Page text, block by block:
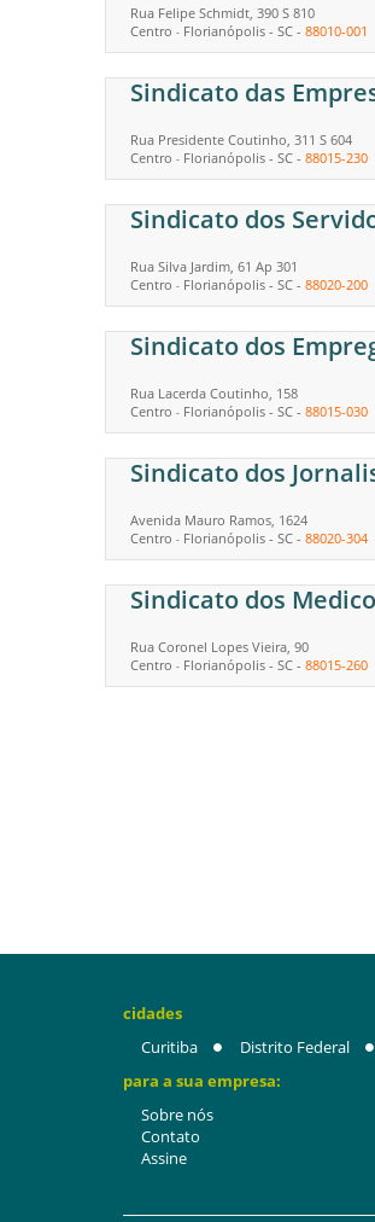
Rua Felipe Schmidt, 390 S 810
Centro - Florianópolis - SC - 88010-001
Sindicato das
Rua Presidente Coutinho, 311 S 604
Centro - Florianópolis - SC - 88015-230
Sindicato dos
Rua Silva Jardim, 61 Ap 301
Centro - Florianópolis - SC - 88020-200
Sindicato dos
Rua Lacerda Coutinho, 158
Centro - Florianópolis - SC - 88015-030
Sindicato dos
Avenida Mauro Ramos, 1624
Centro - Florianópolis - SC - 88020-304
Sindicato dos
Rua Coronel Lopes Vieira, 90
Centro - Florianópolis - SC - 88015-260
cidades
Curitiba
Distrito Federal
para a sua empresa:
Sobre nós
Contato
Assine